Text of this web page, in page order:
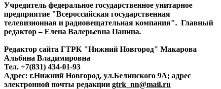
Учредитель федеральное государственное унитарное
предприятие "Всероссийская государственная
телевизионная и радиовещательная компания". Главный
редактор – Елена Валерьевна Панина.
Редактор сайта ГТРК "Нижний Новгород" Макарова
Альбина Владимировна
Тел. +7(831) 434-01-93
Адрес: г.Нижний Новгород, ул.Белинского 9А; адрес
электронной почты редакции gtrk_nn@mail.ru